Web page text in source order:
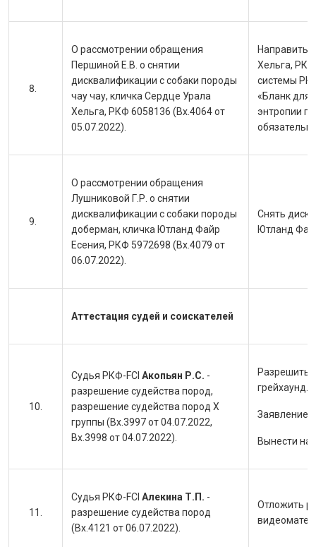
О рассмотрении обращения
Першиной Е.В. о снятии
дисквалификации с собаки породы
чау чау, кличка Сердце Урала
Хельга, РКФ 6058136 (Вх.4064 от
05.07.2022).
Направить
Хельга,
системы
«Бланк для
энтропии
О рассмотрении обращения
Лушниковой Г.Р. о снятии
дисквалификации с собаки породы
доберман, кличка Ютланд Файр
Есения, РКФ 5972698 (Вх.4079 от
06.07.2022).
Снять
Ютланд
Аттестация судей и соискателей
Судья РКФ-FCI Акопьян Р.С. -
разрешение судейства пород,
разрешение судейства пород X
группы (Вх.3997 от 04.07.2022,
Вх.3998 от 04.07.2022).
Разрешить
грейхаунд.
Заявление
Вынести на
Судья РКФ-FCI Алекина Т.П. -
разрешение судейства пород
(Вх.4121 от 06.07.2022).
Отложить